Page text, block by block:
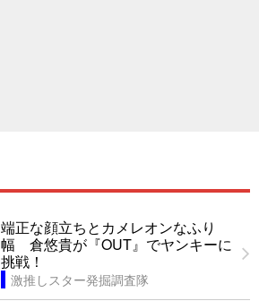
端正な顔立ちとカメレオンなふり
幅 倉悠貴が『OUT』でヤンキーに
挑戦！
激推しスター発掘調査隊